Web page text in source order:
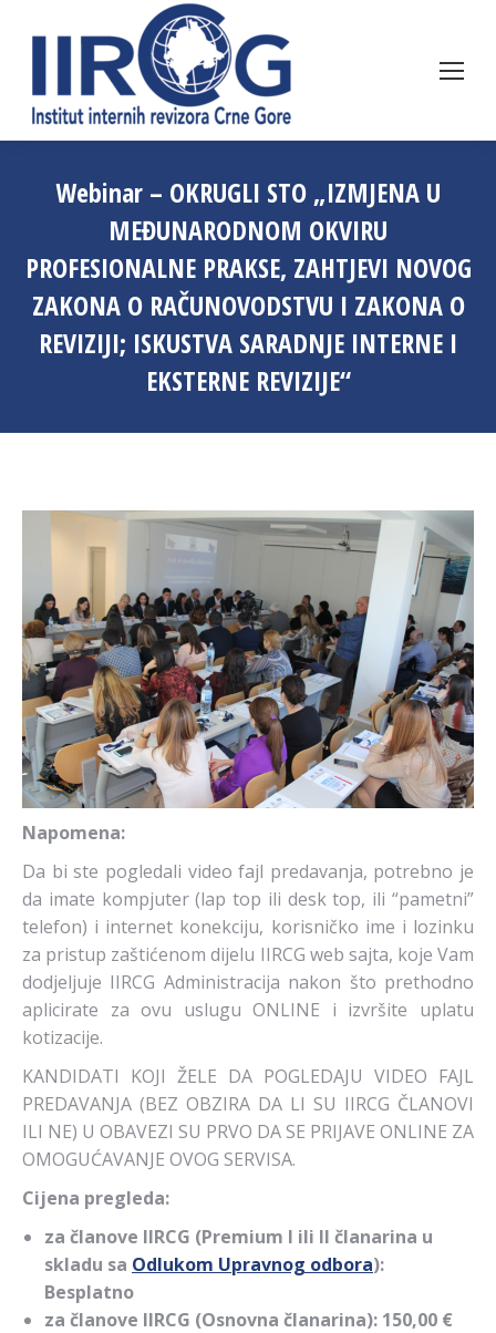
Webinar – OKRUGLI STO „IZMJENA U
MEĐUNARODNOM OKVIRU
PROFESIONALNE PRAKSE, ZAHTJEVI NOVOG
ZAKONA O RAČUNOVODSTVU I ZAKONA O
REVIZIJI; ISKUSTVA SARADNJE INTERNE I
EKSTERNE REVIZIJE“
Napomena:
Da bi ste pogledali video fajl predavanja, potrebno je
da imate kompjuter (lap top ili desk top, ili “pametni”
telefon) i internet konekciju, korisničko ime i lozinku
za pristup zaštićenom dijelu IIRCG web sajta, koje Vam
dodjeljuje IIRCG Administracija nakon što prethodno
aplicirate za ovu uslugu ONLINE i izvršite uplatu
kotizacije.
KANDIDATI KOJI ŽELE DA POGLEDAJU VIDEO FAJL
PREDAVANJA (BEZ OBZIRA DA LI SU IIRCG ČLANOVI
ILI NE) U OBAVEZI SU PRVO DA SE PRIJAVE ONLINE ZA
OMOGUĆAVANJE OVOG SERVISA.
Cijena pregleda:
za članove IIRCG (Premium I ili II članarina u
skladu sa Odlukom Upravnog odbora):
Besplatno
za članove IIRCG (Osnovna članarina): 150,00 €